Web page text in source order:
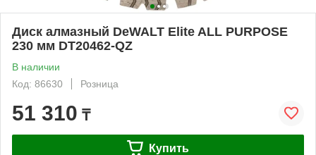
Диск алмазный DeWALT Elite ALL PURPOSE
230 мм DT20462-QZ
В наличии
Код: 86630
Розница
51 310 ₸
Купить